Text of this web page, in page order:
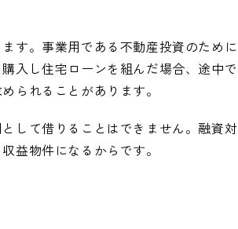
す。事業用である不動産投資のために
入し住宅ローンを組んだ場合、途中で
られることがあります。
して借りることはできません。融資対
益物件になるからです。